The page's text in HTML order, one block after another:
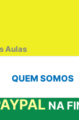
Aulas
QUEM SOMOS
NA